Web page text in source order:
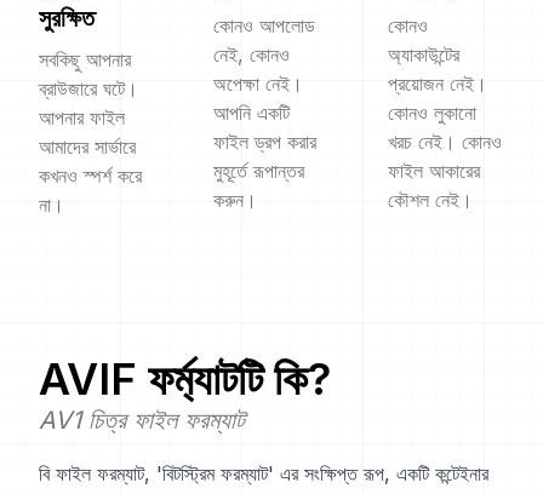
সুরক্ষিত
সবকিছু আপনার
ব্রাউজারে ঘটে।
আপনার ফাইল
আমাদের সার্ভারে
কখনও স্পর্শ করে
না।
কোনও আপলোড
নেই, কোনও
অপেক্ষা নেই।
আপনি একটি
ফাইল ড্রপ করার
মুহূর্তে রূপান্তর
করুন।
কোনও
অ্যাকাউন্টের
প্রয়োজন নেই।
কোনও লুকানো
খরচ নেই। কোনও
ফাইল আকারের
কৌশল নেই।
AVIF ফর্ম্যাটটি কি?
AV1 চিত্র ফাইল ফরম্যাট
বি ফাইল ফরম্যাট, 'বিটস্ট্রিম ফরম্যাট' এর সংক্ষিপ্ত রূপ, একটি কন্টেইনার